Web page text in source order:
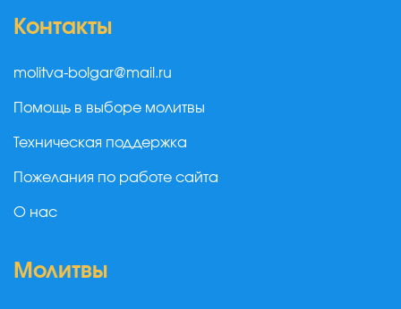
Контакты
molitva-bolgar@mail.ru
Помощь в выборе молитвы
Техническая поддержка
Пожелания по работе сайта
О нас
Молитвы